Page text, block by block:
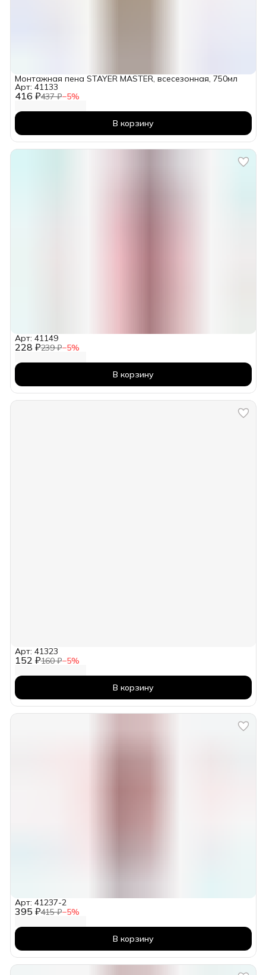
416 ₽437 ₽−5%
Монтажная пена STAYER MASTER, всесезонная, 750мл
Арт: 41133
В корзину
228 ₽239 ₽−5%
Арт: 41149
В корзину
152 ₽160 ₽−5%
Арт: 41323
В корзину
395 ₽415 ₽−5%
Арт: 41237-2
В корзину